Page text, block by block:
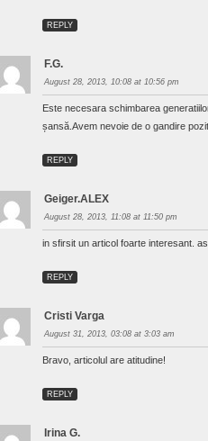
REPLY
F.G.
August 28, 2013, 10:08 at 10:56 pm
Este necesara schimbarea
șansă.Avem nevoie de o gandire
REPLY
Geiger.ALEX
August 28, 2013, 11:08 at 11:50 pm
in sfirsit un articol foarte interesant.
REPLY
Cristi Varga
August 31, 2013, 03:08 at 3:03 am
Bravo, articolul are atitudine!
REPLY
Irina G.